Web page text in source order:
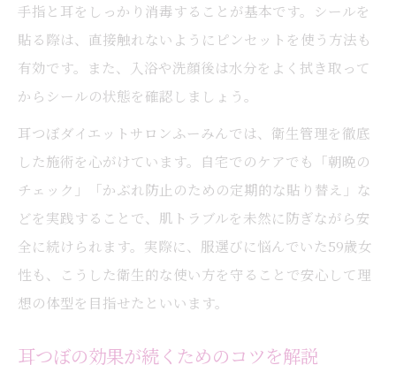
手指と耳をしっかり消毒することが基本です。シールを
貼る際は、直接触れないようにピンセットを使う方法も
有効です。また、入浴や洗顔後は水分をよく拭き取って
からシールの状態を確認しましょう。
耳つぼダイエットサロンふーみんでは、衛生管理を徹底
した施術を心がけています。自宅でのケアでも「朝晩の
チェック」「かぶれ防止のための定期的な貼り替え」な
どを実践することで、肌トラブルを未然に防ぎながら安
全に続けられます。実際に、服選びに悩んでいた59歳女
性も、こうした衛生的な使い方を守ることで安心して理
想の体型を目指せたといいます。
耳つぼの効果が続くためのコツを解説